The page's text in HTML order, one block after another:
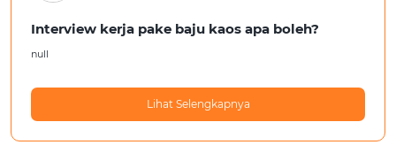
Interview kerja pake baju kaos apa boleh?
null
Lihat Selengkapnya